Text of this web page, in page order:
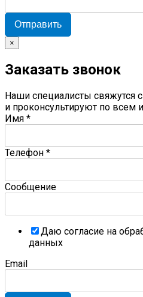
Отправить
×
Заказать звонок
Наши специалисты
и проконсультируют по
Имя *
Телефон *
Сообщение
Даю согласие на
данных
Email